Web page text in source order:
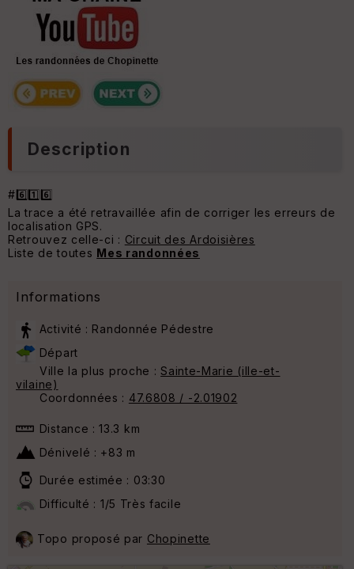
Description
#6️⃣1️⃣6️⃣
La trace a été retravaillée afin de corriger les erreurs de
localisation GPS.
Retrouvez celle-ci : Circuit des Ardoisières
Liste de toutes Mes randonnées
Informations
Activité : Randonnée Pédestre
Départ
Ville la plus proche :Sainte-Marie (ille-et-
vilaine)
Coordonnées : 47.6808 / -2.01902
Distance : 13.3 km
Dénivelé : +83 m
Durée estimée : 03:30
Difficulté : 1/5 Très facile
Topo proposé par Chopinette